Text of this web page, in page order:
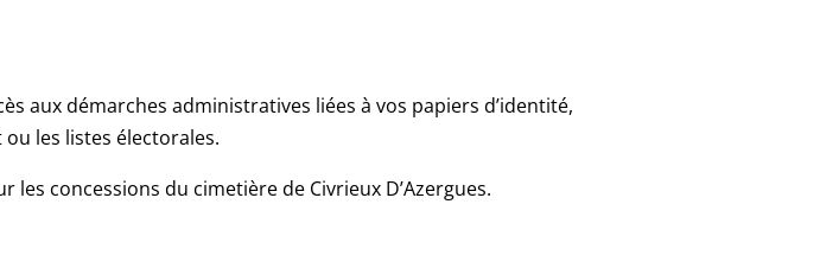
aux démarches administratives liées à vos papiers d’identité,
les listes électorales.
concessions du cimetière de Civrieux D’Azergues.